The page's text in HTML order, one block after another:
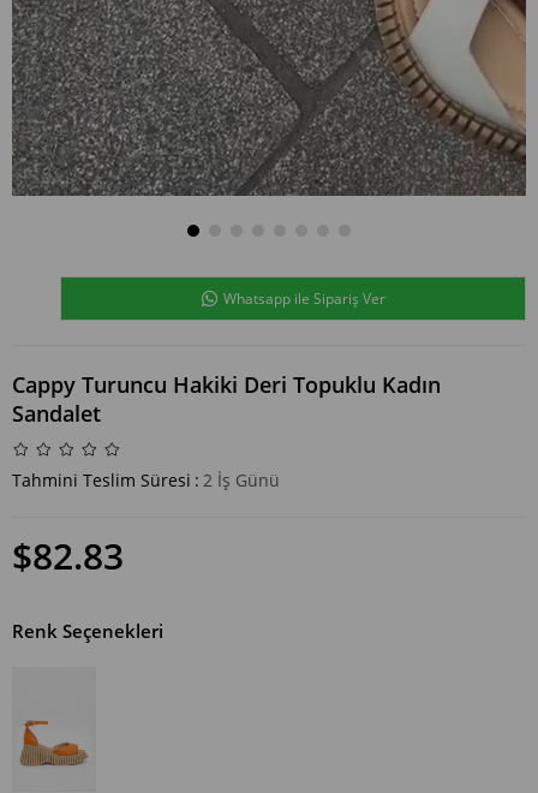
Whatsapp ile Sipariş Ver
Cappy Turuncu Hakiki Deri Topuklu Kadın
Sandalet
Tahmini Teslim Süresi : 2 İş Günü
$82.83
Renk Seçenekleri